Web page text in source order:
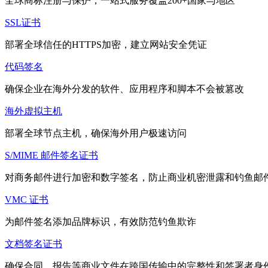
SSL证书
部署全球信任的HTTPS加密，建立网站安全凭证
代码签名
确保企业在海外分发的软件、应用程序和脚本不会被篡改
海外虚拟主机
部署全球节点主机，确保海外用户极速访问
S/MIME 邮件签名证书
对商务邮件进行加密和数字签名，防止商业机密泄露和钓鱼邮
VMC 证书
为邮件签名添加品牌标识，有效防范钓鱼欺诈
文档签名证书